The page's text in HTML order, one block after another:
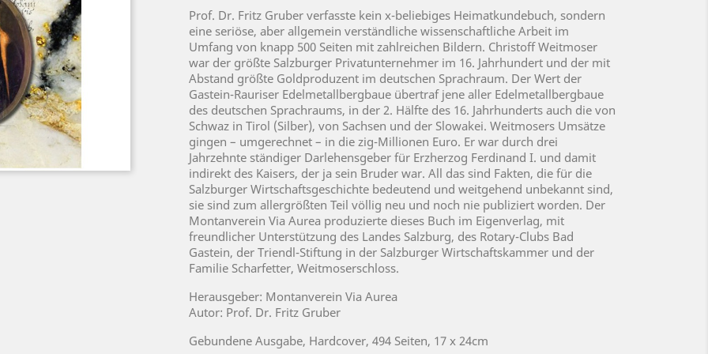
Prof. Dr. Fritz Gruber verfasste kein x-beliebiges Heimatkundebuch, sondern
eine seriöse, aber allgemein verständliche wissenschaftliche Arbeit im
Umfang von knapp 500 Seiten mit zahlreichen Bildern. Christoff Weitmoser
war der größte Salzburger Privatunternehmer im 16. Jahrhundert und der mit
Abstand größte Goldproduzent im deutschen Sprachraum. Der Wert der
Gastein-Rauriser Edelmetallbergbaue übertraf jene aller Edelmetallbergbaue
des deutschen Sprachraums, in der 2. Hälfte des 16. Jahrhunderts auch die von
Schwaz in Tirol (Silber), von Sachsen und der Slowakei. Weitmosers Umsätze
gingen – umgerechnet – in die zig-Millionen Euro. Er war durch drei
Jahrzehnte ständiger Darlehensgeber für Erzherzog Ferdinand I. und damit
indirekt des Kaisers, der ja sein Bruder war. All das sind Fakten, die für die
Salzburger Wirtschaftsgeschichte bedeutend und weitgehend unbekannt sind,
sie sind zum allergrößten Teil völlig neu und noch nie publiziert worden. Der
Montanverein Via Aurea produzierte dieses Buch im Eigenverlag, mit
freundlicher Unterstützung des Landes Salzburg, des Rotary-Clubs Bad
Gastein, der Triendl-Stiftung in der Salzburger Wirtschaftskammer und der
Familie Scharfetter, Weitmoserschloss.
Herausgeber: Montanverein Via Aurea
Autor: Prof. Dr. Fritz Gruber
Gebundene Ausgabe, Hardcover, 494 Seiten, 17 x 24cm